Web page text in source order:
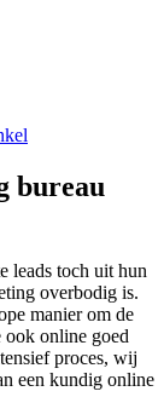
bureau
leads toch uit hun
overbodig is.
manier om de
ook online goed
proces, wij
een kundig online